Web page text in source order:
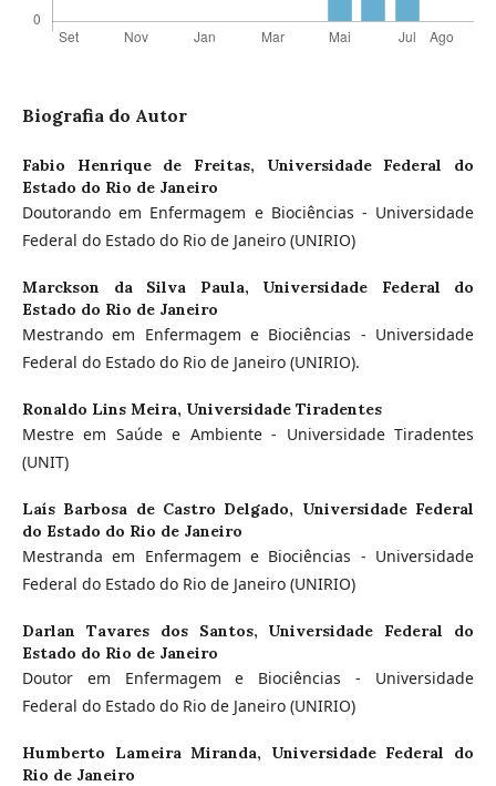
Biografia do Autor
Fabio Henrique de Freitas, Universidade Federal do
Estado do Rio de Janeiro
Doutorando em Enfermagem e Biociências - Universidade
Federal do Estado do Rio de Janeiro (UNIRIO)
Marckson da Silva Paula, Universidade Federal do
Estado do Rio de Janeiro
Mestrando em Enfermagem e Biociências - Universidade
Federal do Estado do Rio de Janeiro (UNIRIO).
Ronaldo Lins Meira, Universidade Tiradentes
Mestre em Saúde e Ambiente - Universidade Tiradentes
(UNIT)
Laís Barbosa de Castro Delgado, Universidade Federal
do Estado do Rio de Janeiro
Mestranda em Enfermagem e Biociências - Universidade
Federal do Estado do Rio de Janeiro (UNIRIO)
Darlan Tavares dos Santos, Universidade Federal do
Estado do Rio de Janeiro
Doutor em Enfermagem e Biociências - Universidade
Federal do Estado do Rio de Janeiro (UNIRIO)
Humberto Lameira Miranda, Universidade Federal do
Rio de Janeiro